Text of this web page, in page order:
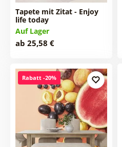
Tapete mit Zitat - Enjoy
life today
Auf Lager
ab 25,58 €
Rabatt -20%